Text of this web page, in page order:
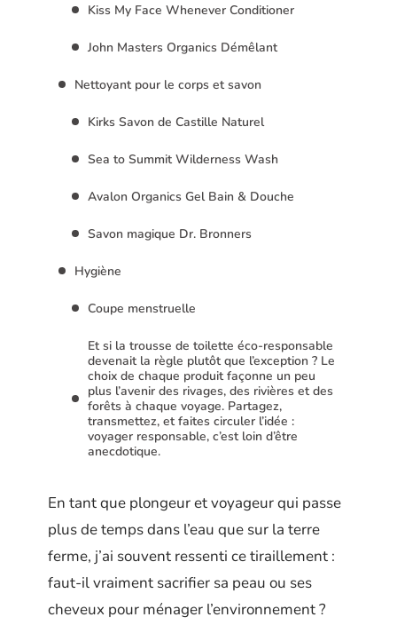
Kiss My Face Whenever Conditioner
John Masters Organics Démêlant
Nettoyant pour le corps et savon
Kirks Savon de Castille Naturel
Sea to Summit Wilderness Wash
Avalon Organics Gel Bain & Douche
Savon magique Dr. Bronners
Hygiène
Coupe menstruelle
Et si la trousse de toilette éco-responsable
devenait la règle plutôt que l’exception ? Le
choix de chaque produit façonne un peu
plus l’avenir des rivages, des rivières et des
forêts à chaque voyage. Partagez,
transmettez, et faites circuler l’idée :
voyager responsable, c’est loin d’être
anecdotique.
En tant que plongeur et voyageur qui passe
plus de temps dans l’eau que sur la terre
ferme, j’ai souvent ressenti ce tiraillement :
faut-il vraiment sacrifier sa peau ou ses
cheveux pour ménager l’environnement ?